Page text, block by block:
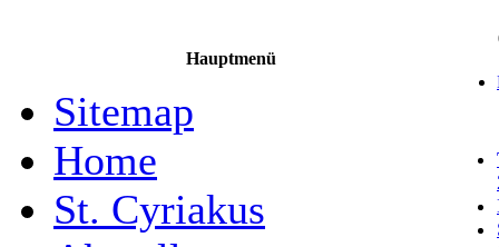
Hauptmenü
Sitemap
Home
St. Cyriakus